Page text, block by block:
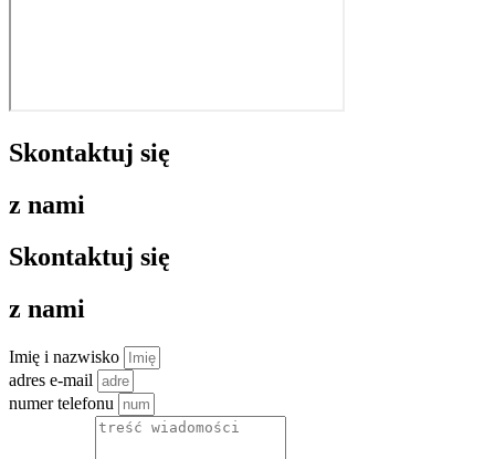
Skontaktuj się
z nami
Skontaktuj się
z nami
Imię i nazwisko
adres e-mail
numer telefonu